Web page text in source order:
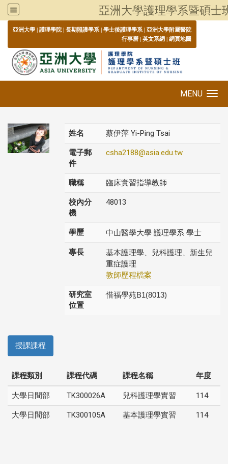
亞洲大學護理學系暨碩士
亞洲大學 | 護理學院 | 長期照護學系 | 學士後護理學系 | 亞洲大學附屬醫院
行事曆 | 英文系網 | 網頁地圖
MENU
姓名 蔡伊萍 Yi-Ping Tsai
電子郵
件
csha2188@asia.edu.tw
職稱 臨床實習指導教師
校內分
機
48013
學歷 中山醫學大學 護理學系 學士
專長
基本護理學、兒科護理、新生兒
重症護理
教師歷程檔案
研究室
位置
惜福學苑B1(8013)
授課課程
課程類別 課程代碼 課程名稱 年度
大學日間部 TK300026A 兒科護理學實習 114
大學日間部 TK300105A 基本護理學實習 114